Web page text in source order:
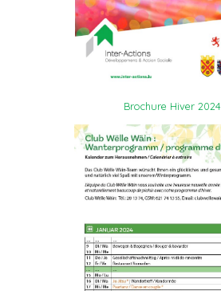
Brochure Hiver 2024